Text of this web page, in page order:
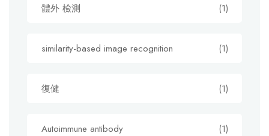
體外 檢測 (1)
similarity-based image recognition (1)
復健 (1)
Autoimmune antibody (1)